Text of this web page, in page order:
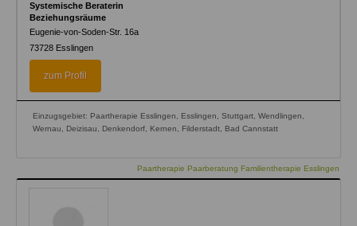
Systemische Beraterin
Beziehungsräume
Eugenie-von-Soden-Str. 16a
73728 Esslingen
zum Profil
Einzugsgebiet: Paartherapie Esslingen, Esslingen, Stuttgart, Wendlingen,
Wernau, Deizisau, Denkendorf, Kernen, Filderstadt, Bad Cannstatt
Paartherapie Paarberatung Familientherapie Esslingen